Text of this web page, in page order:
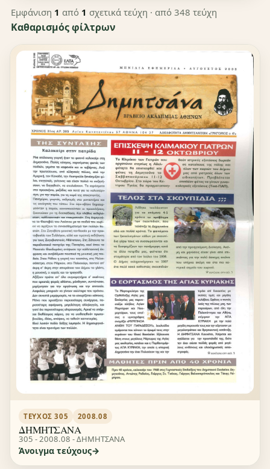
Εμφάνιση 1 από 1 σχετικά τεύχη · από 348 τεύχη
Καθαρισμός φίλτρων
ΤΕΎΧΟΣ 305 2008.08
ΔΗΜΗΤΣΑΝΑ
305 - 2008.08 - ΔΗΜΗΤΣΑΝΑ
Άνοιγμα τεύχους